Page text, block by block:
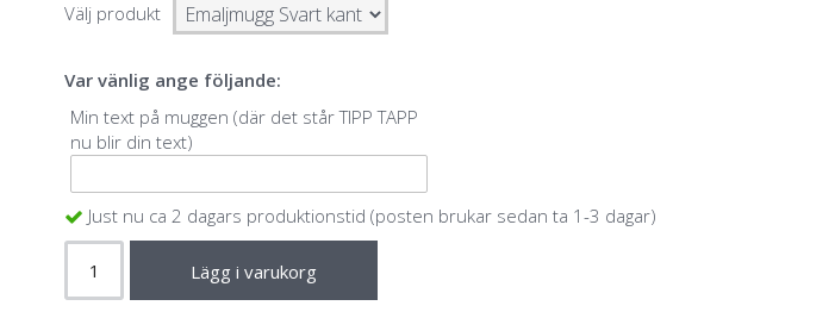
Välj produkt
Var vänlig ange följande:
Min text på muggen (där det står TIPP TAPP
nu blir din text)
Just nu ca 2 dagars produktionstid (posten brukar sedan ta 1-3 dagar)
Lägg i varukorg